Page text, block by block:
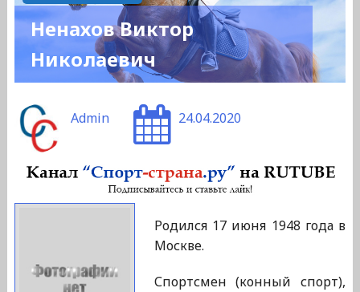
Ненахов Виктор
Николаевич
Admin 24.04.2020
Родился 17 июня 1948 года в
Москве.
Спортсмен (конный спорт),